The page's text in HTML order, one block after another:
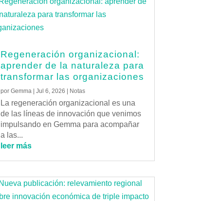
Regeneración organizacional:
aprender de la naturaleza para
transformar las organizaciones
por Gemma | Jul 6, 2026 | Notas
La regeneración organizacional es una
de las líneas de innovación que venimos
impulsando en Gemma para acompañar
a las...
leer más